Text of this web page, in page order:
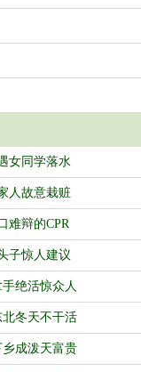
女同学落水
人故意栽赃
难辩的CPR
子惊人建议
绝活惊众人
北冬天不干活
乡成泼天富贵